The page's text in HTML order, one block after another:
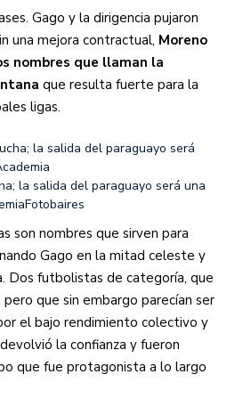
Gago y la dirigencia pujaron
una mejora contractual, Moreno
nombres que llaman la
que resulta fuerte para la
ligas.
la salida del paraguayo será una
Fotobaires
son nombres que sirven para
Gago en la mitad celeste y
Dos futbolistas de categoría, que
que sin embargo parecían ser
el bajo rendimiento colectivo y
la confianza y fueron
que fue protagonista a lo largo